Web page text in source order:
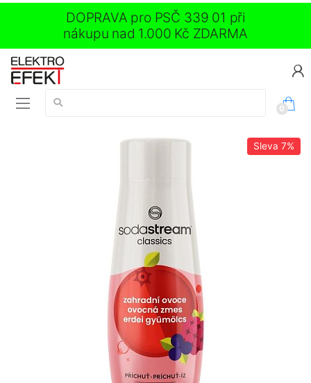
DOPRAVA pro PSČ 339 01 při
nákupu nad 1.000 Kč ZDARMA
Vyhledávání:
0
Sleva 7%